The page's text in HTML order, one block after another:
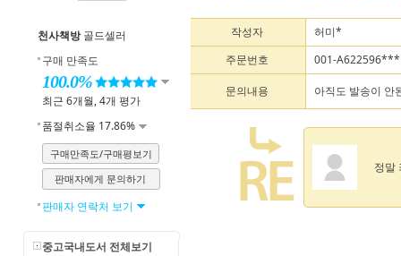
천사책방 골드셀러
구매 만족도
100.0%
최근 6개월, 4개 평가
품절취소율 17.86%
구매만족도/구매평보기
판매자에게 문의하기
판매자 연락처 보기
중고국내도서 전체보기
작성자
허미*
주문번호
001-A622596***
문의내용 아직도 발송이 안
정말